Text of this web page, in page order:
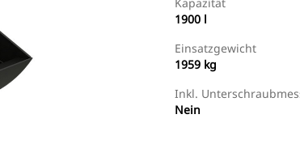
1900 l
Einsatzgewicht
1959 kg
Inkl.
Nein